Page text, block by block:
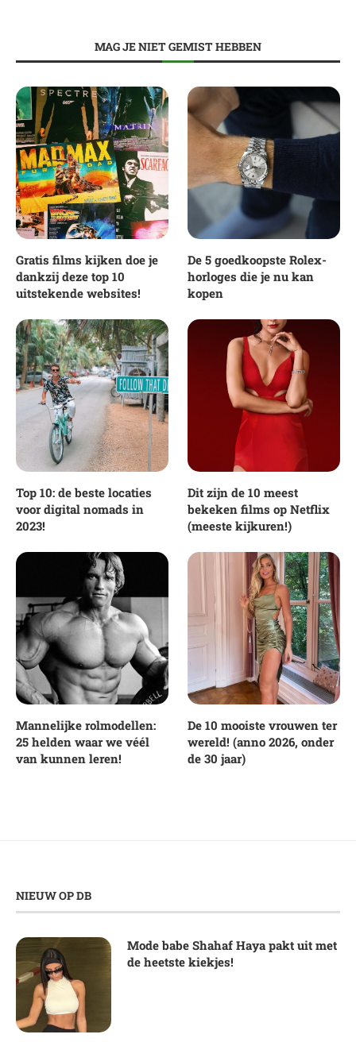
MAG JE NIET GEMIST HEBBEN
Gratis films kijken doe je
dankzij deze top 10
uitstekende websites!
De 5 goedkoopste Rolex-
horloges die je nu kan
kopen
Top 10: de beste locaties
voor digital nomads in
2023!
Dit zijn de 10 meest
bekeken films op Netflix
(meeste kijkuren!)
Mannelijke rolmodellen:
25 helden waar we véél
van kunnen leren!
De 10 mooiste vrouwen ter
wereld! (anno 2026, onder
de 30 jaar)
NIEUW OP DB
Mode babe Shahaf Haya pakt uit met
de heetste kiekjes!